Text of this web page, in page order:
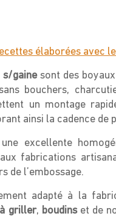
élaborées avec
s/gainesont des
bouchers,
un montage
ainsi la cadence de
excellente
fabrications
de l’embossage.
adapté à la
griller, boudinset de